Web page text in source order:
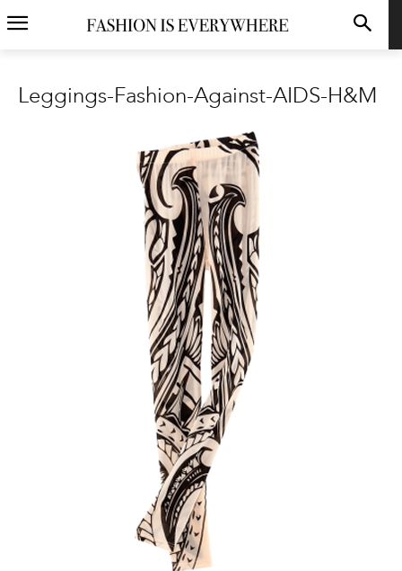
Leggings-Fashion-Against-AIDS-H&M